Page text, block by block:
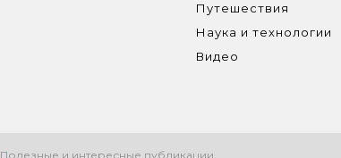
Путешествия
Наука и технологии
Видео
Полезные и интересные публикации.